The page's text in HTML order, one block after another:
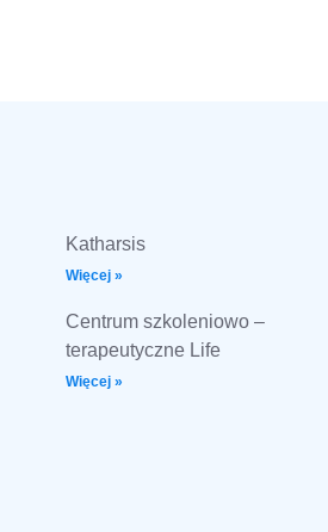
Katharsis
Więcej »
Centrum szkoleniowo –
terapeutyczne Life
Więcej »